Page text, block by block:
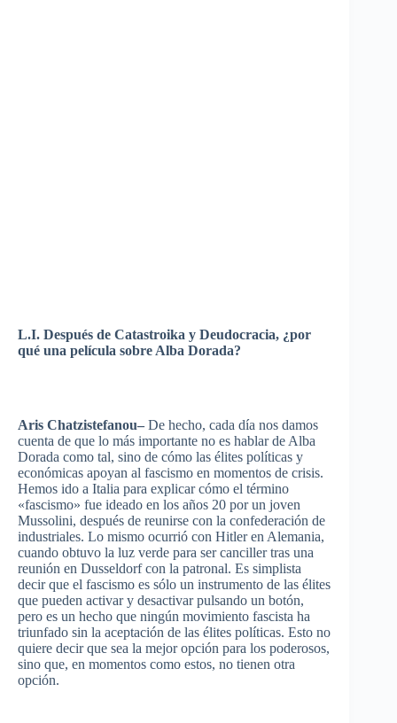
L.I. Después de Catastroika y Deudocracia, ¿por
qué una película sobre Alba Dorada?
Aris Chatzistefanou– De hecho, cada día nos damos
cuenta de que lo más importante no es hablarde Alba
Dorada como tal, sino de cómo las élites políticas y
económicas apoyan al fascismo en momentos de crisis.
Hemos ido a Italia para explicar cómo el término
«fascismo» fue ideado en los años 20 porun joven
Mussolini, después de reunirse con la confederación de
industriales. Lo mismo ocurrió con Hitler en Alemania,
cuando obtuvo la luz verde para ser canciller tras una
reunión en Dusseldorf con la patronal. Es simplista
decir que el fascismo es sólo un instrumento de las élites
que pueden activary desactivar pulsando un botón,
pero es un hecho que ningún movimiento fascista ha
triunfado sin la aceptación de las élites políticas. Esto no
quiere decir que sea la mejor opción para los poderosos,
sino que, en momentos como estos, no tienen otra
opción.